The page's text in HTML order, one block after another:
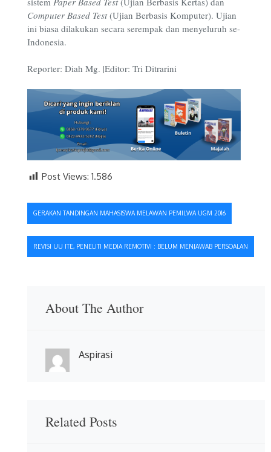
Computer Based Test(Ujian Berbasis Komputer). Ujian
ini biasa dilakukan secara serempak dan menyeluruh se-
Indonesia.
Reporter: Diah Mg. |Editor: Tri Ditrarini
Post Views: 1.586
Navigasi
pos
GERAKAN TANDINGAN MAHASISWA MELAWAN PEMILWA UGM 2016
REVISI UU ITE, PENELITI MEDIA REMOTIVI : BELUM MENJAWAB PERSOALAN
About The Author
Aspirasi
Related Posts